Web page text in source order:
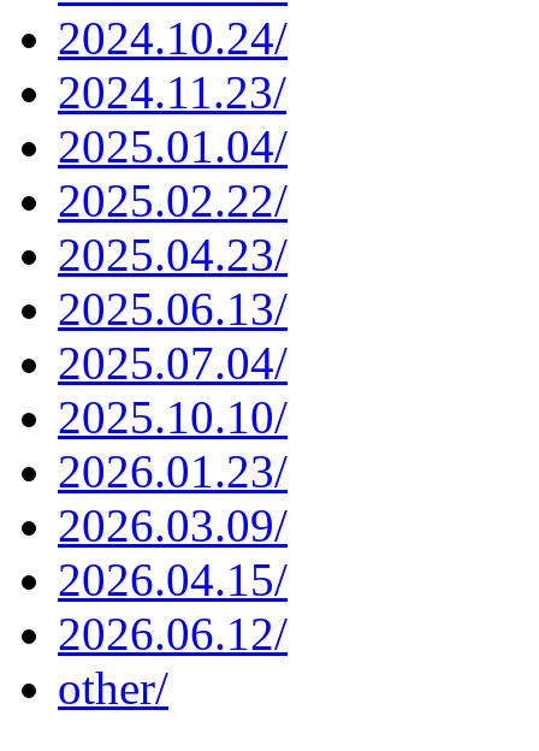
2024.10.24/
2024.11.23/
2025.01.04/
2025.02.22/
2025.04.23/
2025.06.13/
2025.07.04/
2025.10.10/
2026.01.23/
2026.03.09/
2026.04.15/
2026.06.12/
other/